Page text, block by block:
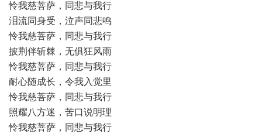
怜我慈菩萨，同悲与我行
泪流同身受，泣声同悲鸣
怜我慈菩萨，同悲与我行
披荆伴斩棘，无俱狂风雨
怜我慈菩萨，同悲与我行
耐心随成长，令我入觉里
怜我慈菩萨，同悲与我行
照耀八方迷，苦口说明理
怜我慈菩萨，同悲与我行